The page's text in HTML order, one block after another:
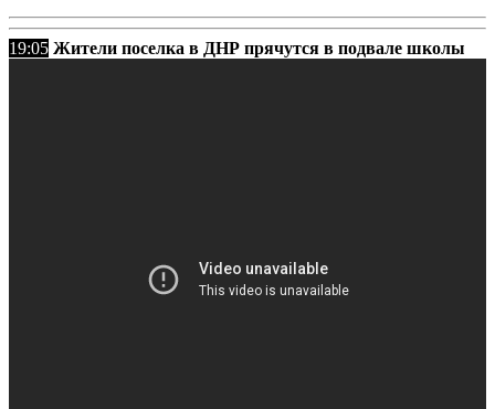
19:05 Жители поселка в ДНР прячутся в подвале школы